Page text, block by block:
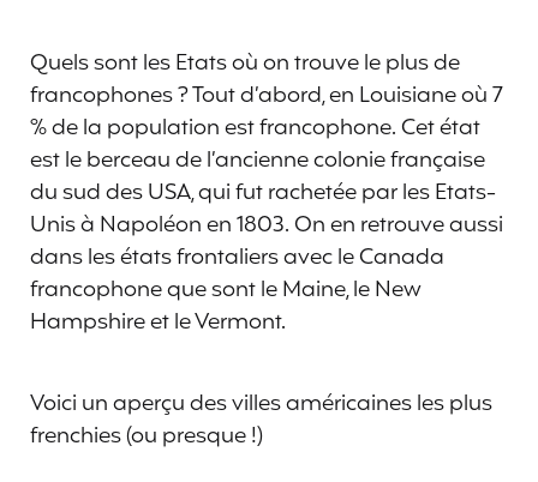
Quels sont les Etats où on trouve le plus de
francophones ? Tout d’abord, en Louisiane où 7
% de la population est francophone. Cet état
est le berceau de l’ancienne colonie française
du sud des USA, qui fut rachetée par les Etats-
Unis à Napoléon en 1803. On en retrouve aussi
dans les états frontaliers avec le Canada
francophone que sont le Maine, le New
Hampshire et le Vermont.
Voici un aperçu des villes américaines les plus
frenchies (ou presque !)